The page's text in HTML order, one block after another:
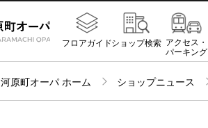
フロアガイドショップ検索 アクセス・
パーキング
河原町オーパ ホーム ショップニュース